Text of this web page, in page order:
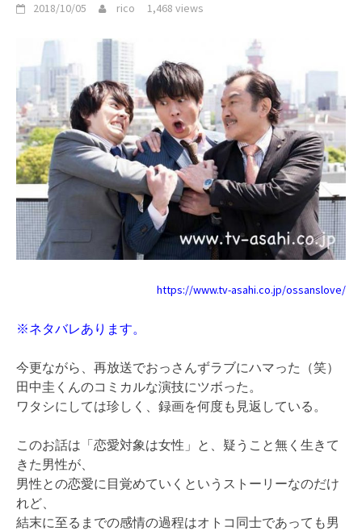
2018/10/05 rico 1,468 views
https://www.tv-asahi.co.jp/ossanslove/
※ネタバレあります。
今更ながら、再放送でおっさんずラブにハマった（笑）
田中圭くんのコミカルな演技にツボった。
ワタシにしては珍しく、録画を何度も見返している。
このお話は「恋愛対象は女性」と、疑うこと無く生きて
きた男性が、
男性との恋愛に目覚めていくというストーリーなのだけ
れど、
結末に至るまでの感情の過程はオトコ同士であっても男